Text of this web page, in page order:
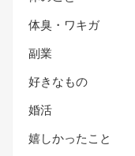
体臭・ワキガ
副業
好きなもの
婚活
嬉しかったこと